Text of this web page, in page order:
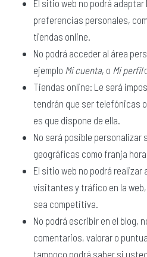
El sitio web no podrá
preferencias personales,
tiendas online.
No podrá acceder al área
ejemplo Mi cuenta, o Mi perfil
Tiendas online: Le será
tendrán que ser telefónicas
es que dispone de ella.
No será posible personalizar
geográficas como franja
El sitio web no podrá realizar
visitantes y tráfico en la
sea competitiva.
No podrá escribir en el blog,
comentarios, valorar o
tampoco podrá saber si